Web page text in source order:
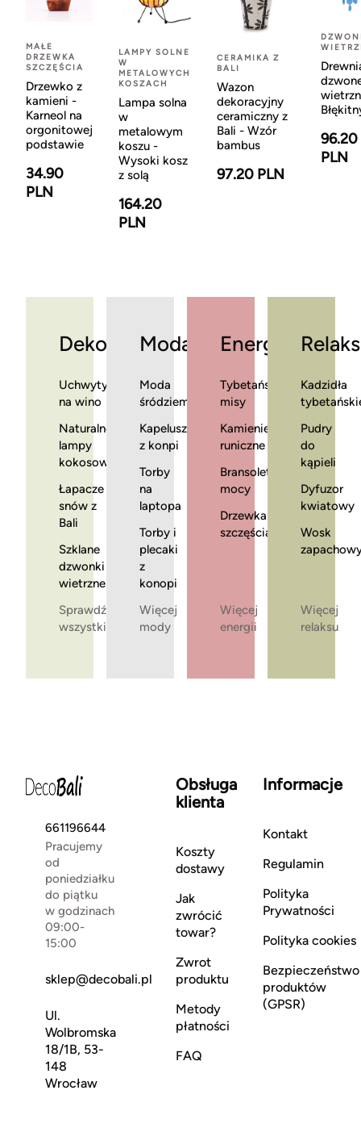
MAŁE
DRZEWKA
SZCZĘŚCIA
Drzewko z
kamieni -
Karneol na
orgonitowej
podstawie
34.90
PLN
LAMPY SOLNE
W
METALOWYCH
KOSZACH
Lampa solna
w
metalowym
koszu -
Wysoki kosz
z solą
164.20
PLN
CERAMIKA Z
BALI
Wazon
dekoracyjny
ceramiczny z
Bali - Wzór
bambus
97.20 PLN
96.20
PLN
Dekoracje
Uchwyty
na wino
Naturalne
lampy
kokosowe
Łapacze
snów z
Bali
Szklane
dzwonki
wietrzne
Sprawdź
wszystkie
Moda
Moda
śródziemnomorska
Kapelusze
z konpi
Torby
na
laptopa
Torby i
plecaki
z
konopi
Więcej
mody
Energia
Tybetańskie
misy
Kamienie
runiczne
Bransoletki
mocy
Drzewka
szczęścia
Więcej
energii
Relaks
Kadzidła
Pudry
do
kąpieli
Dyfuzor
kwiatowy
Wosk
Więcej
relaksu
661196644
Pracujemy
od
poniedziałku
do piątku
w godzinach
09:00-
15:00
sklep@decobali.pl
Ul.
Wolbromska
18/1B, 53-
148
Wrocław
Obsługa
klienta
Koszty
dostawy
Jak
zwrócić
towar?
Zwrot
produktu
Metody
płatności
FAQ
Informacje
Kontakt
Regulamin
Polityka
Prywatności
Polityka cookies
Bezpieczeństwo
produktów
(GPSR)